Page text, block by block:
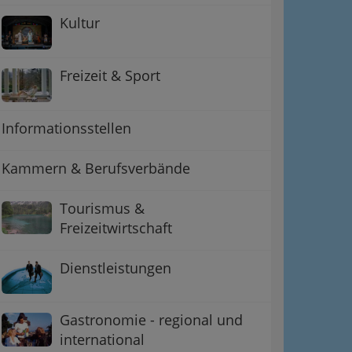
Kultur
Freizeit & Sport
Informationsstellen
Kammern & Berufsverbände
Tourismus &
Freizeitwirtschaft
Dienstleistungen
Gastronomie - regional und
international